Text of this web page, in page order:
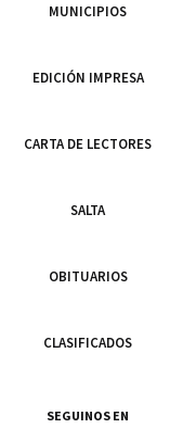
MUNICIPIOS
EDICIÓN IMPRESA
CARTA DE LECTORES
SALTA
OBITUARIOS
CLASIFICADOS
SEGUINOS EN